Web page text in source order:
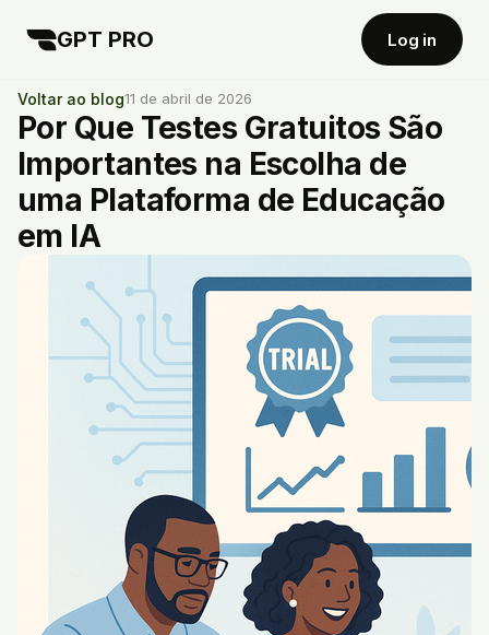
GPT PRO Log in
Voltar ao blog11 de abril de 2026
Por Que Testes Gratuitos São
Importantes na Escolha de
uma Plataforma de Educação
em IA